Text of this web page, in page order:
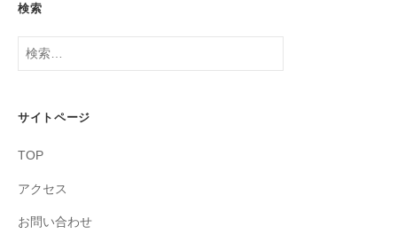
検索
検
サイトページ
TOP
アクセス
お問い合わせ